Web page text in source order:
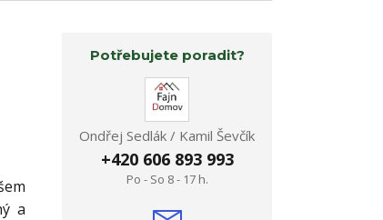
a
Potřebujete poradit?
Ondřej Sedlák / Kamil Ševčík
+420 606 893 993
Po - So 8 - 17 h.